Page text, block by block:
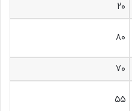
۲۰
۸۰
۷۰
۵۵